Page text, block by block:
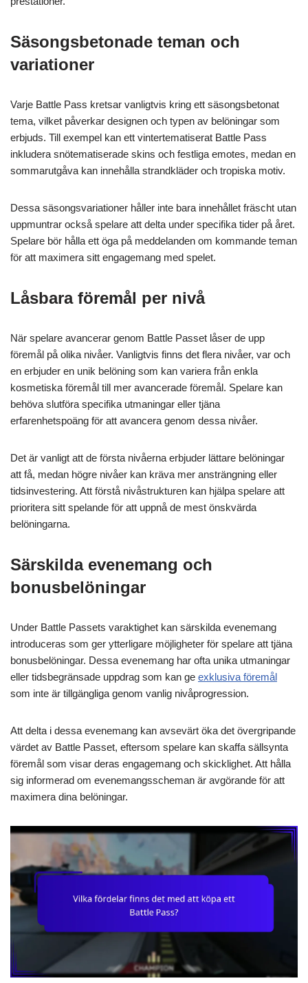
Säsongsbetonade teman och
variationer
Varje Battle Pass kretsar vanligtvis kring ett säsongsbetonat
tema, vilket påverkar designen och typen av belöningar som
erbjuds. Till exempel kan ett vintertematiserat Battle Pass
inkludera snötematiserade skins och festliga emotes, medan en
sommarutgåva kan innehålla strandkläder och tropiska motiv.
Dessa säsongsvariationer håller inte bara innehållet fräscht utan
uppmuntrar också spelare att delta under specifika tider på året.
Spelare bör hålla ett öga på meddelanden om kommande teman
för att maximera sitt engagemang med spelet.
Låsbara föremål per nivå
När spelare avancerar genom Battle Passet låser de upp
föremål på olika nivåer. Vanligtvis finns det flera nivåer, var och
en erbjuder en unik belöning som kan variera från enkla
kosmetiska föremål till mer avancerade föremål. Spelare kan
behöva slutföra specifika utmaningar eller tjäna
erfarenhetspoäng för att avancera genom dessa nivåer.
Det är vanligt att de första nivåerna erbjuder lättare belöningar
att få, medan högre nivåer kan kräva mer ansträngning eller
tidsinvestering. Att förstå nivåstrukturen kan hjälpa spelare att
prioritera sitt spelande för att uppnå de mest önskvärda
belöningarna.
Särskilda evenemang och
bonusbelöningar
Under Battle Passets varaktighet kan särskilda evenemang
introduceras som ger ytterligare möjligheter för spelare att tjäna
bonusbelöningar. Dessa evenemang har ofta unika utmaningar
eller tidsbegränsade uppdrag som kan ge exklusiva föremål
som inte är tillgängliga genom vanlig nivåprogression.
Att delta i dessa evenemang kan avsevärt öka det övergripande
värdet av Battle Passet, eftersom spelare kan skaffa sällsynta
föremål som visar deras engagemang och skicklighet. Att hålla
sig informerad om evenemangsscheman är avgörande för att
maximera dina belöningar.